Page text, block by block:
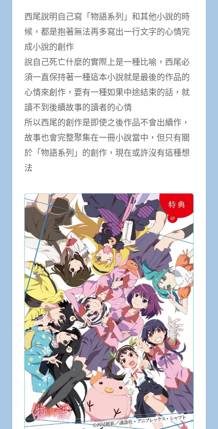
西尾說明自己寫「物語系列」和其他小說的時
候，都是抱著無法再多寫出一行文字的心情完
成小說的創作
說自己死亡什麼的實際上是一種比喻，西尾必
須一直保持著一種這本小說就是最後的作品的
心情來創作，要有一種如果中途結束的話，就
讀不到後續故事的讀者的心情
所以西尾的創作是即使之後作品不會出續作，
故事也會完整聚集在一冊小說當中，但只有關
於「物語系列」的創作，現在或許沒有這種想
法